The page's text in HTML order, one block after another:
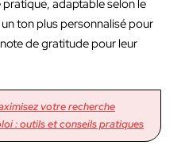
pratique, adaptable selon le
ton plus personnalisé pour
de gratitude pour leur
votre recherche
: outils et conseils pratiques